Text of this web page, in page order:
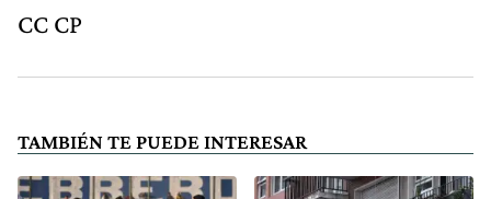
CC CP
TAMBIÉN TE PUEDE INTERESAR